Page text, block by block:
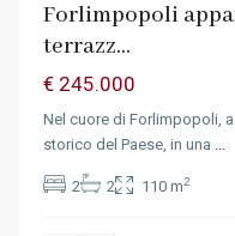
Forlimpopoli
terrazz...
€ 245.000
Nel cuore di Forlimpopoli,
storico del Paese, in una ...
2 2 110 m2